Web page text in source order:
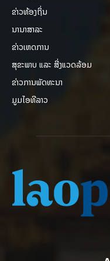
ຂ່າວທ້ອງຖິ່ນ
ນານາສາລະ
ຂ່າວເຫດການ
ສຸຂະພາບ ແລະ ສີ່ງແວດລ້ອມ
ຂ່າວການພັດທະນາ
ມູມໄອທີລາວ